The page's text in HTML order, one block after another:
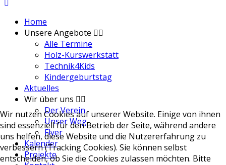
Home
Unsere Angebote
Alle Termine
Holz-Kurswerkstatt
Technik4Kids
Kindergeburtstag
Aktuelles
Wir über uns
Der Verein
Unser Weg
Flyer
Kalender
Projekte
Wir nutzen Cookies auf unserer Website. Einige von ihnen
sind essenziell für den Betrieb der Seite, während andere
uns helfen, diese Website und die Nutzererfahrung zu
verbessern (Tracking Cookies). Sie können selbst
entscheiden, ob Sie die Cookies zulassen möchten. Bitte